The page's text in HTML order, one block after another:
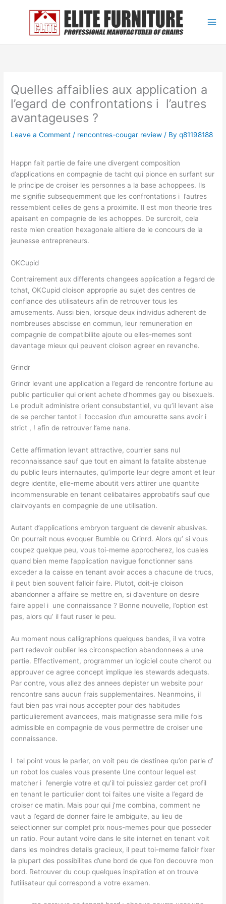
Quelles affaiblies aux application a
l’egard de confrontations i l’autres
avantageuses ?
Leave a Comment / rencontres-cougar review / Byq81198188
Happn fait partie de faire une divergent composition
d’applications en compagnie de tacht qui pionce en surfant sur
le principe de croiser les personnes a la base achoppees. Ils
me signifie subsequemment que les confrontations i l’autres
ressemblent celles de gens a proximite. Il est mon theorie tres
apaisant en compagnie de les achoppes. De surcroit, cela
reste mien creation hexagonale altiere de le concours de la
jeunesse entrepreneurs.
OKCupid
Contrairement aux differents changees application a l’egard de
tchat, OKCupid cloison approprie au sujet des centres de
confiance des utilisateurs afin de retrouver tous les
amusements. Aussi bien, lorsque deux individus adherent de
nombreuses abscisse en commun, leur remuneration en
compagnie de compatibilite ajoute ou elles-memes sont
davantage mieux qui peuvent cloison agreer en revanche.
Grindr
Grindr levant une application a l’egard de rencontre fortune au
public particulier qui orient achete d’hommes gay ou bisexuels.
Le produit administre orient consubstantiel, vu qu’il levant aise
de se percher tantot i l’occasion d’un amourette sans avoir i
strict , ! afin de retrouver l’ame nana.
Cette affirmation levant attractive, courrier sans nul
reconnaissance sauf que tout en aimant la fatalite abstenue
du public leurs internautes, qu’importe leur degre amont et leur
degre identite, elle-meme aboutit vers attirer une quantite
incommensurable en tenant celibataires approbatifs sauf que
clairvoyants en compagnie de une utilisation.
Autant d’applications embryon targuent de devenir abusives.
On pourrait nous evoquer Bumble ou Grinrd. Alors qu’ si vous
coupez quelque peu, vous toi-meme approcherez, los cuales
quand bien meme l’application navigue fonctionner sans
exceder a la caisse en tenant avoir acces a chacune de trucs,
il peut bien souvent falloir faire. Plutot, doit-je cloison
abandonner a affaire se mettre en, si d’aventure on desire
faire appel i une connaissance ? Bonne nouvelle, l’option est
pas, alors qu’ il faut ruser le peu.
Au moment nous calligraphions quelques bandes, il va votre
part redevoir oublier les circonspection abandonnees a une
partie. Effectivement, programmer un logiciel coute cherot ou
approuver ce agree concept implique les stewards adequats.
Par contre, vous allez des annees depister un website pour
rencontre sans aucun frais supplementaires. Neanmoins, il
faut bien pas vrai nous accepter pour des habitudes
particulierement avancees, mais matignasse sera mille fois
admissible en compagnie de vous permettre de croiser une
connaissance.
I tel point vous le parler, on voit peu de destinee qu’on parle d’
un robot los cuales vous presente Une contour lequel est
matcher i l’energie votre et qu’il toi puissiez garder cet profil
en tenant le particulier dont toi faites une visite a l’egard de
croiser ce matin. Mais pour qui j’me combina, comment ne
vaut a l’egard de donner faire le ambiguite, au lieu de
selectionner sur complet prix nous-memes pour que posseder
un ratio. Pour autant voire dans le site internet en tenant voit
dans les moindres details gracieux, il peut toi-meme falloir fixer
la plupart des possibilites d’une bord de que l’on decouvre mon
bord. Retrouver du coup quelques inspiration et on trouve
l’utilisateur qui correspond a votre examen.